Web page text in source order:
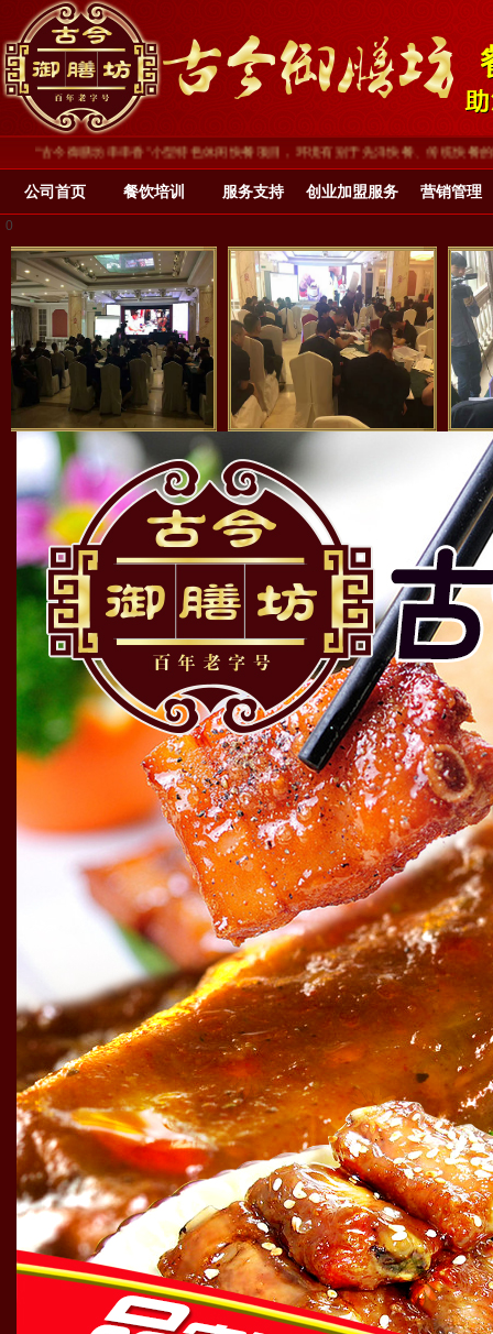
御膳坊串串香”小型特色休闲快餐项目，环境有别于先洋快餐、传统快餐的装修环
公司首页 餐饮培训 服务支持 创业加盟服务 营销管理
0